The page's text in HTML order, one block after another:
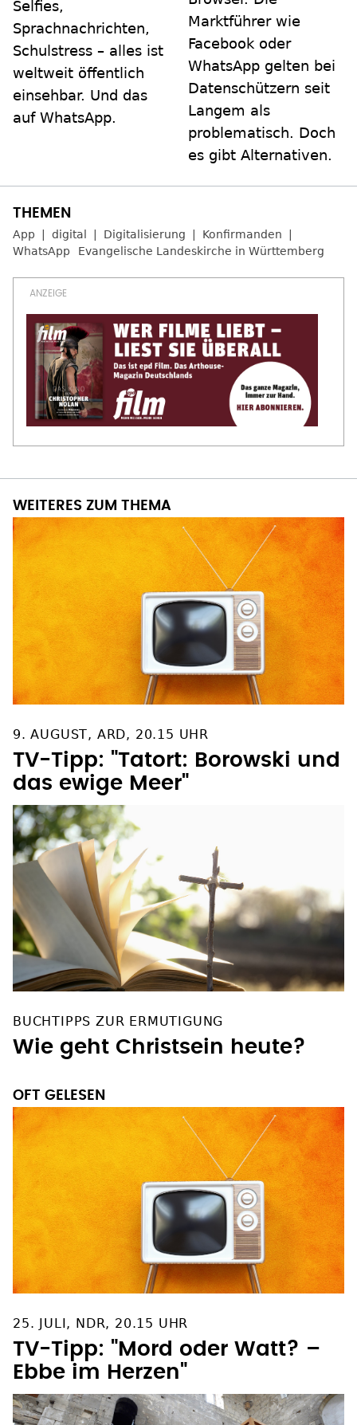
Selfies,
Sprachnachrichten,
Schulstress – alles ist
weltweit öffentlich
einsehbar. Und das
auf WhatsApp.
Marktführer wie
Facebook oder
WhatsApp gelten bei
Datenschützern seit
Langem als
problematisch. Doch
es gibt Alternativen.
App digital Digitalisierung
Konfirmanden
WhatsApp
Evangelische Landeskirche in Württemberg
WEITERES ZUM THEMA
9. AUGUST, ARD, 20.15 UHR
TV-Tipp: "Tatort: Borowski und
das ewige Meer"
BUCHTIPPS ZUR ERMUTIGUNG
Wie geht Christsein heute?
OFT GELESEN
25. JULI, NDR, 20.15 UHR
TV-Tipp: "Mord oder Watt? –
Ebbe im Herzen"